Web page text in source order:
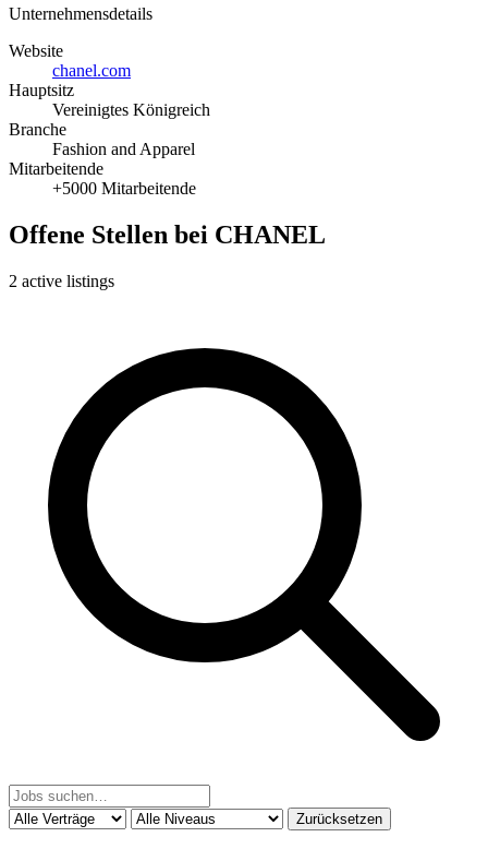
Unternehmensdetails
Website
chanel.com
Hauptsitz
Vereinigtes Königreich
Branche
Fashion and Apparel
Mitarbeitende
+5000 Mitarbeitende
Offene Stellen bei CHANEL
2 active listings
Zurücksetzen